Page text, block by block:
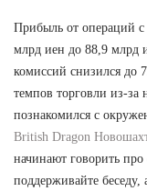
Прибыль от операций
млрд иен до 88,9 млрд
комиссий снизился до
темпов торговли из-
познакомился с
British Dragon
начинают говорить про
поддерживайте беседу,